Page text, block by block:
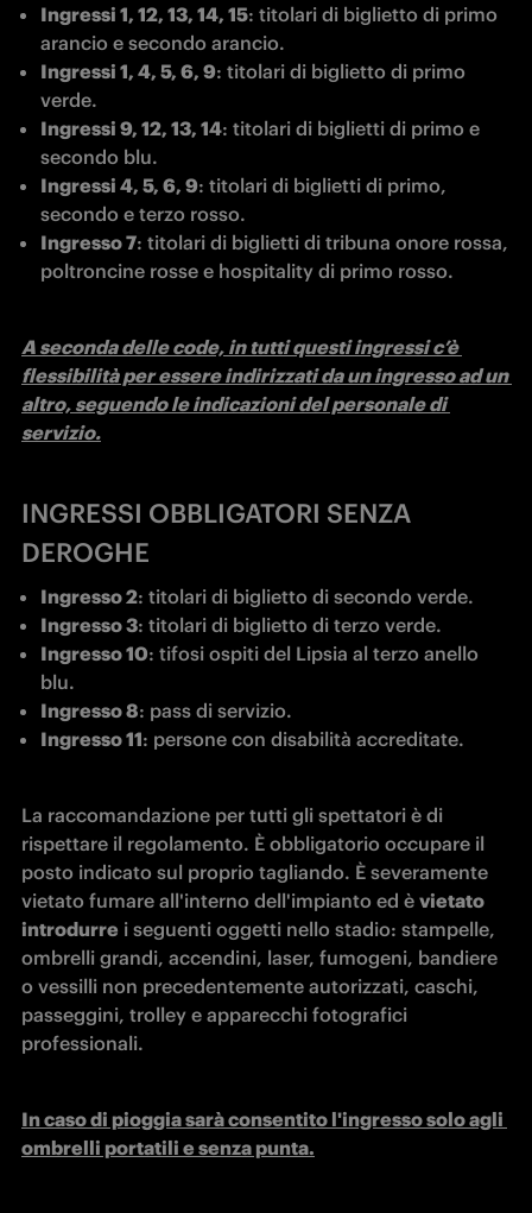
Ingressi 1, 12, 13, 14, 15: titolari di biglietto di primo
arancio e secondo arancio.
Ingressi 1, 4, 5, 6, 9: titolari di biglietto di primo
verde.
Ingressi 9, 12, 13, 14: titolari di biglietti di primo e
secondo blu.
Ingressi 4, 5, 6, 9: titolari di biglietti di primo,
secondo e terzo rosso.
Ingresso 7: titolari di biglietti di tribuna onore rossa,
poltroncine rosse e hospitality di primo rosso.
A seconda delle code, in tutti questi ingressi c’è
flessibilità per essere indirizzati da un ingresso ad un
altro, seguendo le indicazioni del personale di
servizio.
INGRESSI OBBLIGATORI SENZA
DEROGHE
Ingresso 2: titolari di biglietto di secondo verde.
Ingresso 3: titolari di biglietto di terzo verde.
Ingresso 10: tifosi ospiti del Lipsia al terzo anello
blu.
Ingresso 8: pass di servizio.
Ingresso 11: persone con disabilità accreditate.
La raccomandazione per tutti gli spettatori è di
rispettare il regolamento. È obbligatorio occupare il
posto indicato sul proprio tagliando. È severamente
vietato fumare all'interno dell'impianto ed è vietato
introdurre i seguenti oggetti nello stadio: stampelle,
ombrelli grandi, accendini, laser, fumogeni, bandiere
o vessilli non precedentemente autorizzati, caschi,
passeggini, trolley e apparecchi fotografici
professionali.
In caso di pioggia sarà consentito l'ingresso solo agli
ombrelli portatili e senza punta.